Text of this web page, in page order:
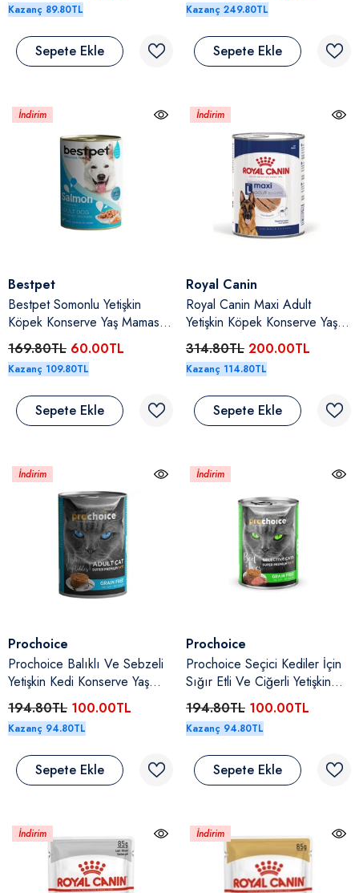
Kazanç 89.80TL
Sepete Ekle
Kazanç 249.80TL
Sepete Ekle
İndirim
Satıcı:
Bestpet
Bestpet Somonlu Yetişkin
Köpek Konserve Yaş Maması
400 Gr
169.80TL 60.00TL
Kazanç 109.80TL
Sepete Ekle
İndirim
Satıcı:
Royal Canin
Royal Canin Maxi Adult
Yetişkin Köpek Konserve Yaş
Maması 410 Gr
314.80TL 200.00TL
Kazanç 114.80TL
Sepete Ekle
İndirim
Satıcı:
Prochoice
Prochoice Balıklı Ve Sebzeli
Yetişkin Kedi Konserve Yaş
Maması 400 Gr
194.80TL 100.00TL
Kazanç 94.80TL
Sepete Ekle
İndirim
Satıcı:
Prochoice
Prochoice Seçici Kediler İçin
Sığır Etli Ve Ciğerli Yetişkin
Kedi Konserve Yaş Maması
400 Gr
194.80TL 100.00TL
Kazanç 94.80TL
Sepete Ekle
İndirim İndirim